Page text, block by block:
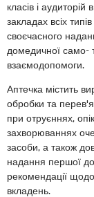
класів і аудиторій
закладах всіх
своєчасного
домедичної само-
взаємодопомоги.
Аптечка містить
обробки та
при отруєннях,
захворюваннях
засоби, а також
надання першої
рекомендації
вкладень.